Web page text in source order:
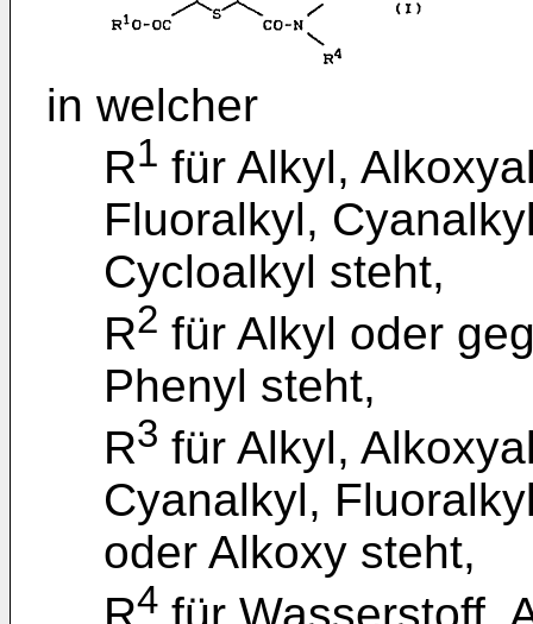
in welcher
R1 für Alkyl,
Fluoralkyl,
Cycloalkyl steht,
R2 für Alkyl oder
Phenyl steht,
R3 für Alkyl,
Cyanalkyl,
oder Alkoxy steht,
4